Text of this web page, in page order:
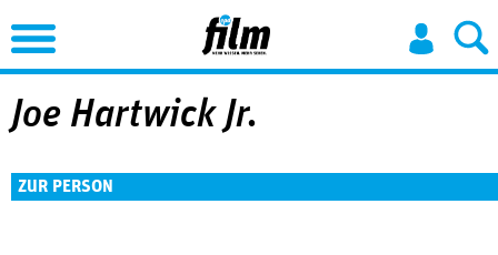
Jump to Navigation
Joe Hartwick Jr.
ZUR PERSON